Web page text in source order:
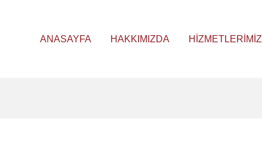
ANASAYFA HAKKIMIZDA HIZMETLERIMIZ